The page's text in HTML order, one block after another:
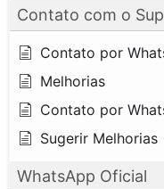
Contato com o
Contato por
Melhorias
Contato por
Sugerir Melhorias
WhatsApp Oficial